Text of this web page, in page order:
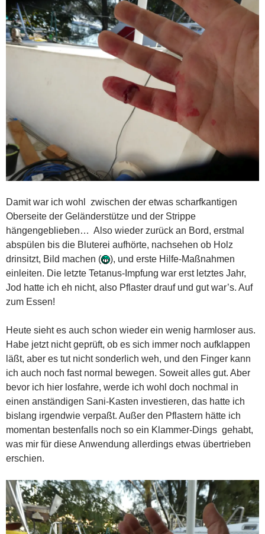
Damit war ich wohl zwischen der etwas scharfkantigen
Oberseite der Geländerstütze und der Strippe
hängengeblieben… Also wieder zurück an Bord, erstmal
abspülen bis die Bluterei aufhörte, nachsehen ob Holz
drinsitzt, Bild machen (
), und erste Hilfe-Maßnahmen
einleiten. Die letzte Tetanus-Impfung war erst letztes Jahr,
Jod hatte ich eh nicht, also Pflaster drauf und gut war’s. Auf
zum Essen!
Heute sieht es auch schon wieder ein wenig harmloser aus.
Habe jetzt nicht geprüft, ob es sich immer noch aufklappen
läßt, aber es tut nicht sonderlich weh, und den Finger kann
ich auch noch fast normal bewegen. Soweit alles gut. Aber
bevor ich hier losfahre, werde ich wohl doch nochmal in
einen anständigen Sani-Kasten investieren, das hatte ich
bislang irgendwie verpaßt. Außer den Pflastern hätte ich
momentan bestenfalls noch so ein Klammer-Dings gehabt,
was mir für diese Anwendung allerdings etwas übertrieben
erschien.